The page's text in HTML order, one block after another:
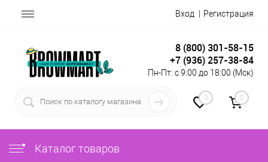
Вход Регистрация
8 (800) 301-58-15
+7 (936) 257-38-84
Пн-Пт: с 9:00 до 18:00 (Мск)
0 0
Каталог товаров